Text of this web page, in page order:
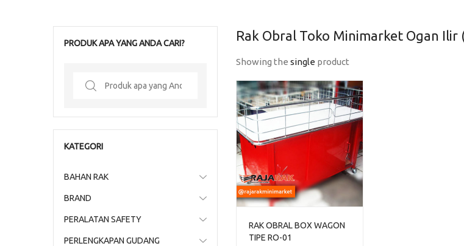
Rak Obral Toko Minimarket Ogan Ilir
Showing the single product
RAK OBRAL BOX WAGON
TIPE RO-01
PRODUK APA YANG ANDA CARI?
Search
KATEGORI
BAHAN RAK
BRAND
PERALATAN SAFETY
PERLENGKAPAN GUDANG